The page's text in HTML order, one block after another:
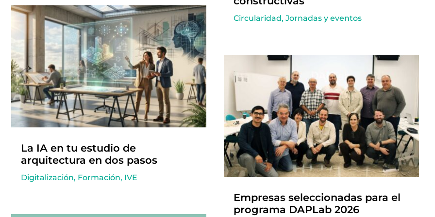
La IA en tu estudio de
arquitectura en dos pasos
Digitalización, Formación, IVE
Circularidad,Jornadas y eventos
Empresas seleccionadas para el
programa DAPLab 2026